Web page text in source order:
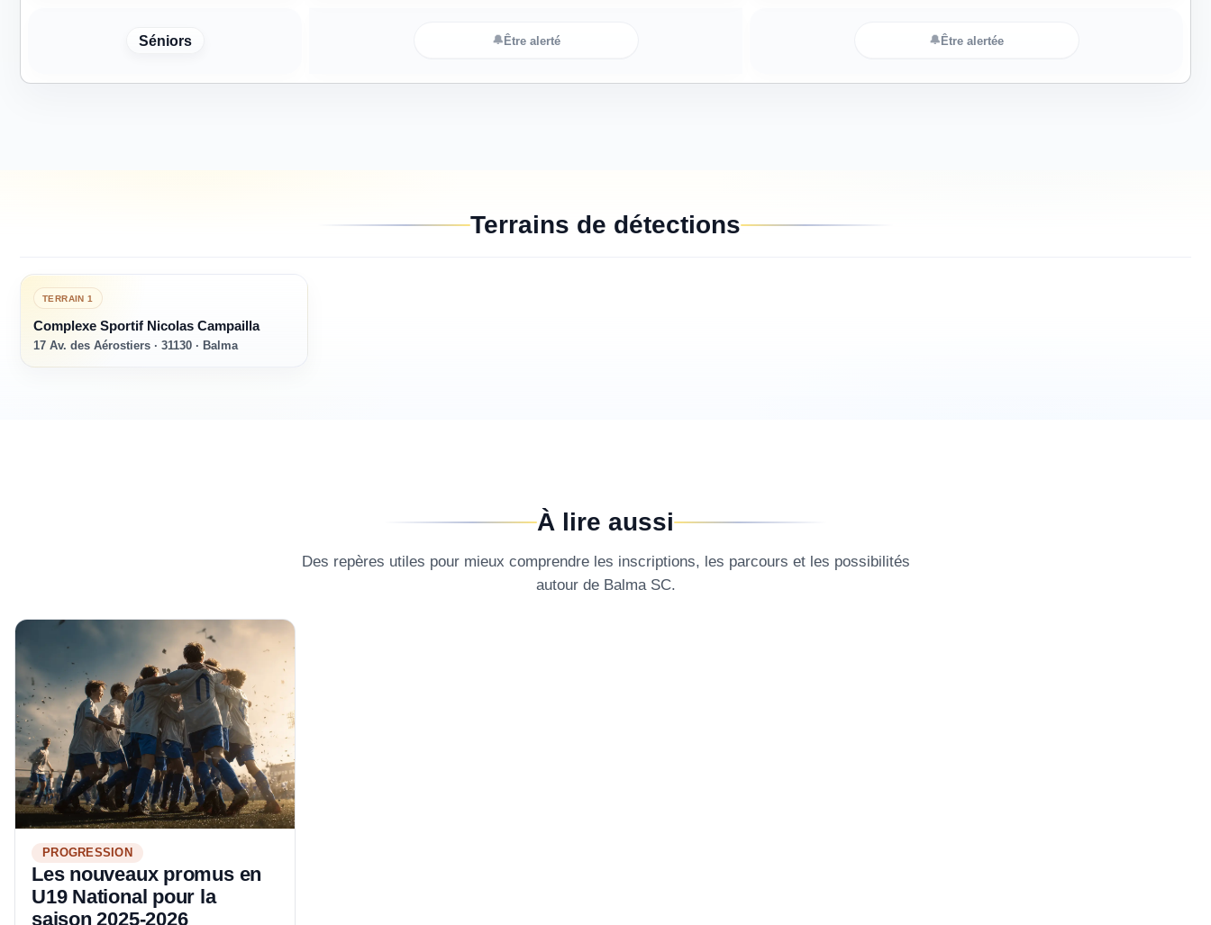
Terrains de détections
TERRAIN1
Complexe Sportif Nicolas Campailla
17 Av. des Aérostiers · 31130 · Balma
Séniors 🔔Être alerté 🔔Être alertée
À lire aussi
Des repères utiles pour mieux comprendre les inscriptions, les parcours et les possibilités
autour de Balma SC.
PROGRESSION
Les nouveaux promus en
U19 National pour la
saison 2025-2026